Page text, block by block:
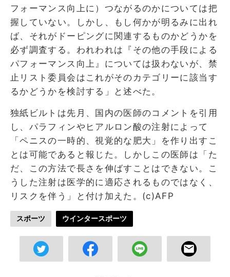
フォーマンス向上に）つながるのかについては把
握していない。しかし、もし何かが明るみに出れ
ば、それがドーピングに関連するものかどうかを
必ず調査する。われわれは『その他の手段による
パフォーマンス向上』については扱わないが、禁
止リスト委員会はこれがそのカテゴリーに該当す
るかどうかを検討する」と述べた。
独紙ビルトは先月、国内の医師のコメントを引用
し、パラフィンやヒアルロン酸の注射によって
「ペニスの一時的、視覚的な肥大」を作り出すこ
とは可能であると報じた。しかしこの医師は「た
だ、この方法で長さを伸ばすことはできない。こ
うした注射は医学的に適応されるものではなく、
リスクを伴う」と付け加えた。(c)AFP
スポーツ ウインタースポーツ